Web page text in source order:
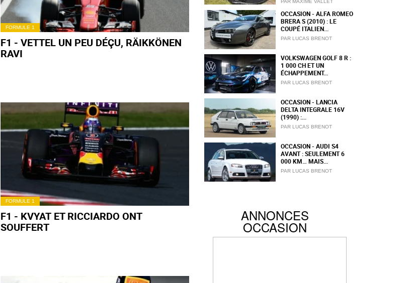
FORMULE 1
F1 - VETTEL UN PEU DÉÇU, RÄIKKÖNEN
RAVI
FORMULE 1
F1 - KVYAT ET RICCIARDO ONT
SOUFFERT
PAR MAXIME VALLET
OCCASION - ALFA ROMEO
BRERA S (2010) : LE
COUPÉ ITALIEN...
PAR LUCAS BRENOT
VOLKSWAGEN GOLF 8 R :
1 000 CH ET UN
ÉCHAPPEMENT...
PAR LUCAS BRENOT
OCCASION - LANCIA
DELTA INTEGRALE 16V
(1990) :...
PAR LUCAS BRENOT
OCCASION - AUDI S4
AVANT : SEULEMENT 6
000 KM… MAIS...
PAR LUCAS BRENOT
ANNONCES
OCCASION